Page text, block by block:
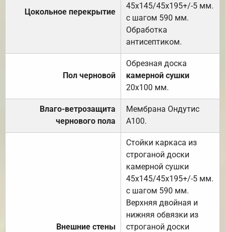
Цокольное перекрытие
45х145/45х195+/-5 мм.
с шагом 590 мм.
Обработка
антисептиком.
Пол черновой
Обрезная доска
камерной сушки
20х100 мм.
Влаго-ветрозащита
чернового пола
Мембрана Ондутис
А100.
Внешние стены
Стойки каркаса из
строганой доски
камерной сушки
45х145/45х195+/-5 мм.
с шагом 590 мм.
Верхняя двойная и
нижняя обвязки из
строганой доски